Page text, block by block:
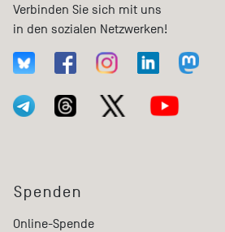
Verbinden Sie sich mit uns
in den sozialen Netzwerken!
Spenden
Online-Spende